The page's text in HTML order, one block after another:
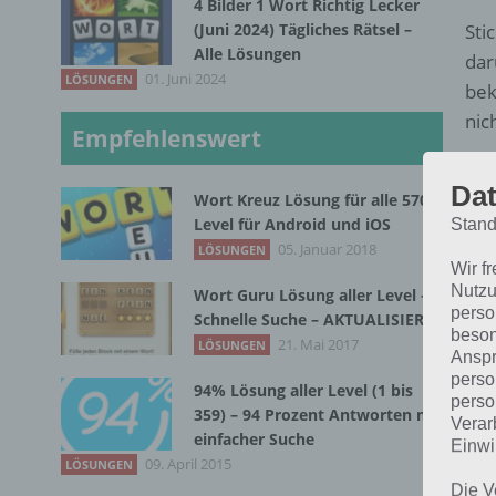
4 Bilder 1 Wort Richtig Lecker
(Juni 2024) Tägliches Rätsel –
Alle Lösungen
LÖSUNGEN 01. Juni 2024
Empfehlenswert
Wort Kreuz Lösung für alle 570
Level für Android und iOS
LÖSUNGEN 05. Januar 2018
Wort Guru Lösung aller Level –
Schnelle Suche – AKTUALISIERT
LÖSUNGEN 21. Mai 2017
94% Lösung aller Level (1 bis
359) – 94 Prozent Antworten mit
einfacher Suche
LÖSUNGEN 09. April 2015
Wir
Die